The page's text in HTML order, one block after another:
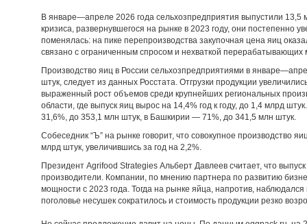
В январе—апреле 2026 года сельхозпредприятия выпустили 13,5
кризиса, развернувшегося на рынке в 2023 году, они постепенно
поменялась: на пике перепроизводства закупочная цена яиц
связано с ограниченным спросом и нехваткой перерабатывающих
Производство яиц в России сельхозпредприятиями в
штук, следует из данных Росстата. Отгрузки продукции
выраженный рост объемов среди крупнейших региональных
области, где выпуск яиц вырос на 14,4% год к году, до 1,4 млрд
31,6%, до 353,1 млн штук, в Башкирии — 71%, до 341,5 млн штук.
Собеседник “Ъ” на рынке говорит, что совокупное производство
млрд штук, увеличившись за год на 2,2%.
Президент Agrifood Strategies Альберт Давлеев считает, что
производители. Компании, по мнению партнера по развитию
мощности с 2023 года. Тогда на рынке яйца, напротив, наблюдался
поголовье несушек сократилось и стоимость продукции резко